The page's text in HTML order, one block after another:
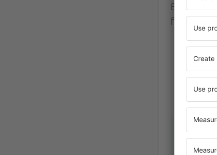
Betyg
från
KINGA
Polonia,
September